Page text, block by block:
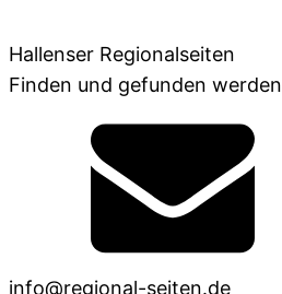
Hallenser Regionalseiten
Finden und gefunden werden
info@regional-seiten.de